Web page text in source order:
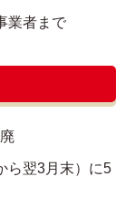
業者まで
ら翌3月末）に5